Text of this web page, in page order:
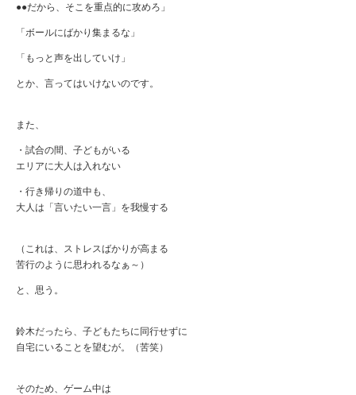
●●だから、そこを重点的に攻めろ」
「ボールにばかり集まるな」
「もっと声を出していけ」
とか、言ってはいけないのです。
また、
・試合の間、子どもがいる
エリアに大人は入れない
・行き帰りの道中も、
大人は「言いたい一言」を我慢する
（これは、ストレスばかりが高まる
苦行のように思われるなぁ～）
と、思う。
鈴木だったら、子どもたちに同行せずに
自宅にいることを望むが。（苦笑）
そのため、ゲーム中は